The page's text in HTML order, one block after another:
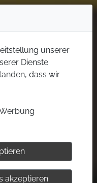
unserer
Dienste
dass wir
akzeptieren